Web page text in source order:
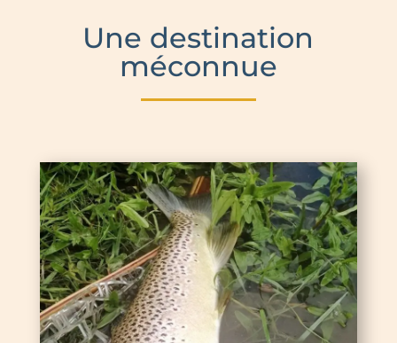
Une destination
méconnue